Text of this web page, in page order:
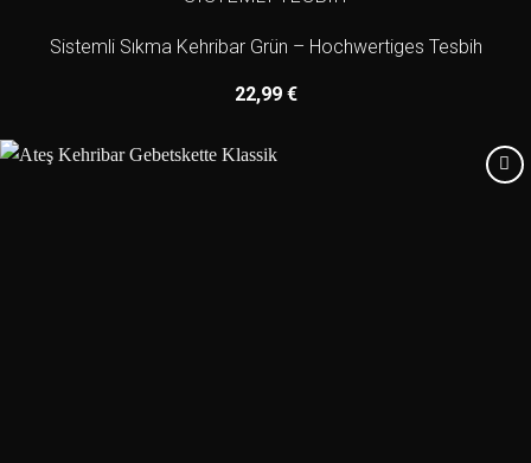
Sistemli Sıkma Kehribar Grün – Hochwertiges Tesbih
22,99 €